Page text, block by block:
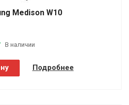
Medison W10
В наличии
Подробнее